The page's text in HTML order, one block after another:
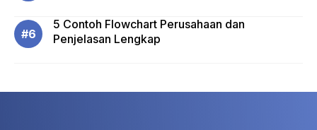
5 Contoh Flowchart Perusahaan dan
Penjelasan Lengkap